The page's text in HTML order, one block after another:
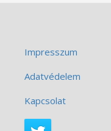
Impresszum
Adatvédelem
Kapcsolat